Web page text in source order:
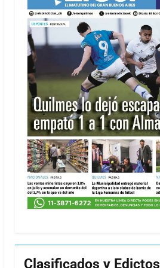
Clasificados y Edictos